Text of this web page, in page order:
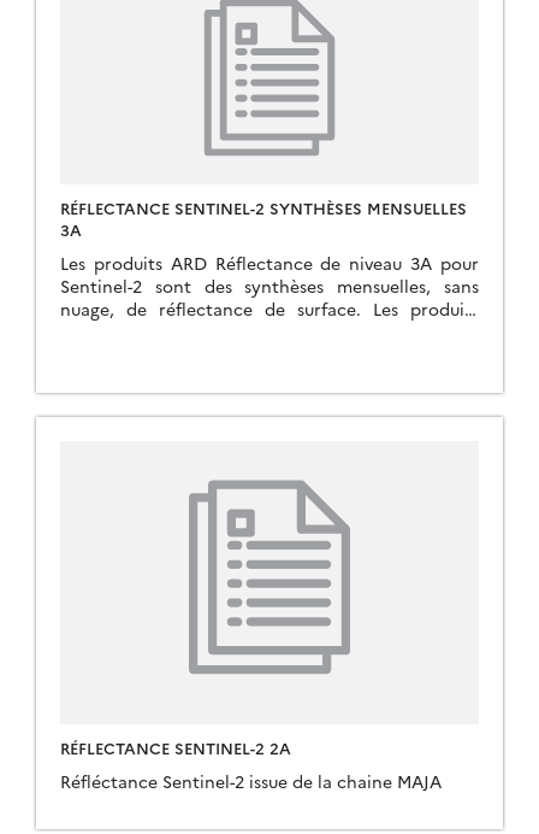
RÉFLECTANCE SENTINEL-2 SYNTHÈSES MENSUELLES
3A
Les produits ARD Réflectance de niveau 3A pour
Sentinel-2 sont des synthèses mensuelles, sans
nuage, de réflectance de surface. Les produits
RÉFLECTANCE SENTINEL-2 2A
Réfléctance Sentinel-2 issue de la chaine MAJA